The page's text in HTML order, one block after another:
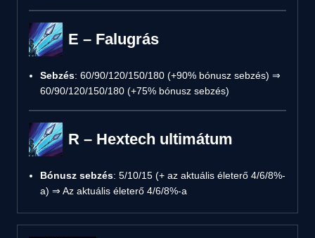
E – Falugrás
Sebzés: 60/90/120/150/180 (+90% bónusz sebzés) ⇒
60/90/120/150/180 (+75% bónusz sebzés)
R – Hextech ultimátum
Bónusz sebzés: 5/10/15 (+ az aktuális életerő 4/6/8%-
a) ⇒ Az aktuális életerő 4/6/8%-a